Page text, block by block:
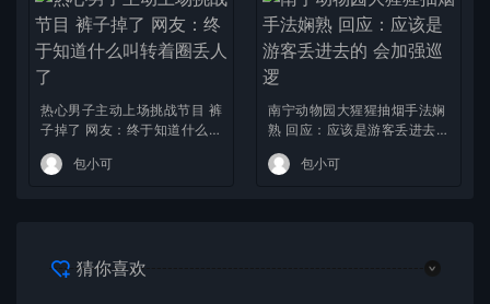
热心男子主动上场挑战节目 裤
子掉了 网友：终于知道什么叫
转着圈丢人了
包小可
南宁动物园大猩猩抽烟手法娴
熟 回应：应该是游客丢进去的
会加强巡逻
包小可
猜你喜欢